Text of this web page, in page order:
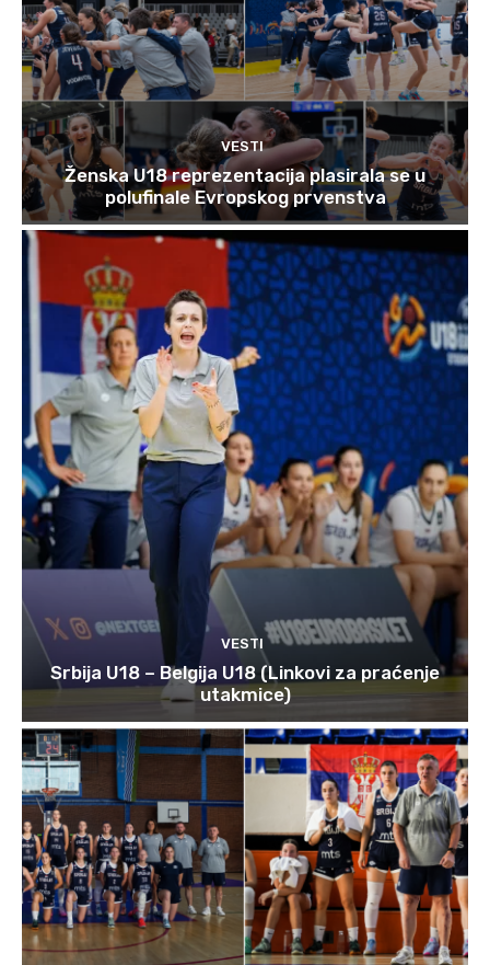
VESTI
Ženska U18 reprezentacija plasirala se u
polufinale Evropskog prvenstva
VESTI
Srbija U18 – Belgija U18 (Linkovi za praćenje
utakmice)